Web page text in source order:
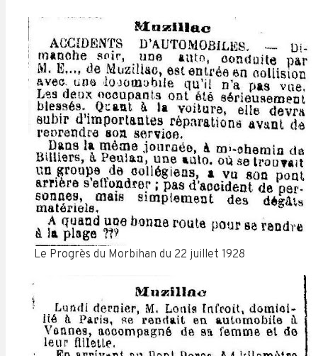
Le Progrès du Morbihan du 22 juillet 1928